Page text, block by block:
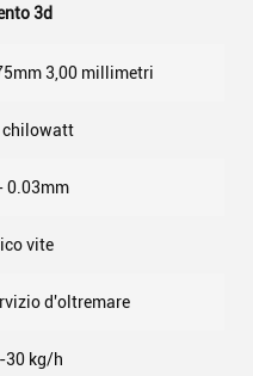
3d
3,00 millimetri
chilowatt
0.03mm
vite
d'oltremare
30 kg/h